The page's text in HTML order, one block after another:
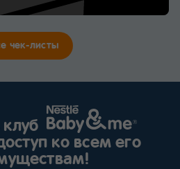
чек-листы
ко всем его